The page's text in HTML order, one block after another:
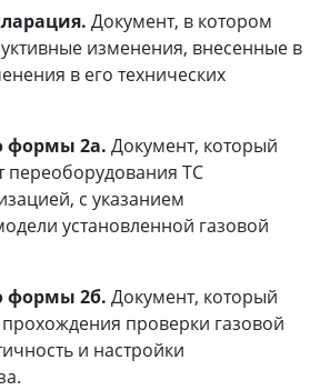
Документ, в котором
изменения, внесенные в
в его технических
формы 2а. Документ, который
переоборудования ТС
с указанием
установленной газовой
формы 2б. Документ, который
прохождения проверки газовой
и настройки